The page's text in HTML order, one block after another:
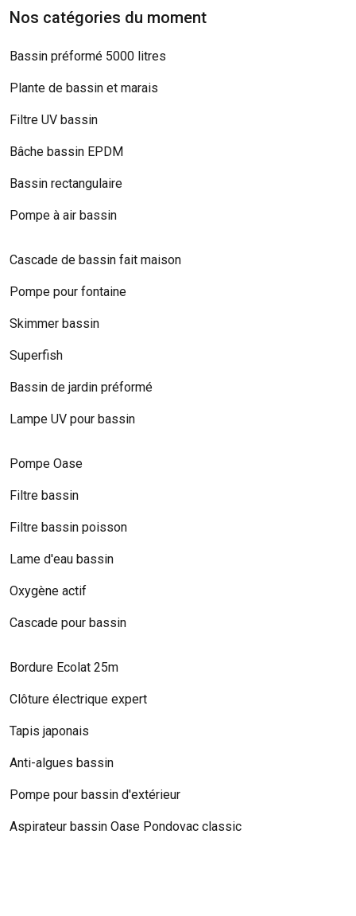
Nos catégories du moment
Bassin préformé 5000 litres
Plante de bassin et marais
Filtre UV bassin
Bâche bassin EPDM
Bassin rectangulaire
Pompe à air bassin
Cascade de bassin fait maison
Pompe pour fontaine
Skimmer bassin
Superfish
Bassin de jardin préformé
Lampe UV pour bassin
Pompe Oase
Filtre bassin
Filtre bassin poisson
Lame d'eau bassin
Oxygène actif
Cascade pour bassin
Bordure Ecolat 25m
Clôture électrique expert
Tapis japonais
Anti-algues bassin
Pompe pour bassin d'extérieur
Aspirateur bassin Oase Pondovac classic